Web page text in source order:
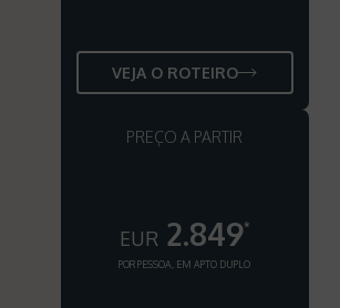
VEJA O ROTEIRO
PREÇO A PARTIR
EUR 2.849*
POR PESSOA, EM APTO DUPLO